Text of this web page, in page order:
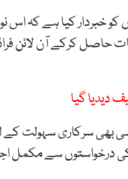
کو خبردار کیا ہے
حاصل کرکے آن لائن
دیدیا گیا
بھی سرکاری سہولت
درخواستوں سے مکمل